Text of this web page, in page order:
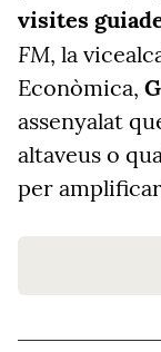
visites
FM, la
Econòmica,
assenyalat
altaveus o
per